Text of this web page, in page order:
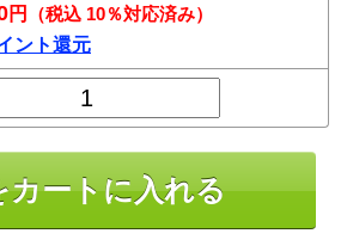
円
（税込 10％対応済み）
ント還元